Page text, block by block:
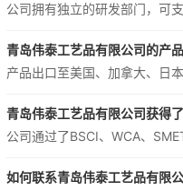
公司拥有独立的研发部门，可
青岛伟泰工艺品有限公司的产
产品出口至美国、加拿大、日
青岛伟泰工艺品有限公司获得
公司通过了BSCI、WCA、
如何联系青岛伟泰工艺品有限公